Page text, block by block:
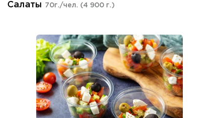
Салаты 70г./чел. (4 900 г.)